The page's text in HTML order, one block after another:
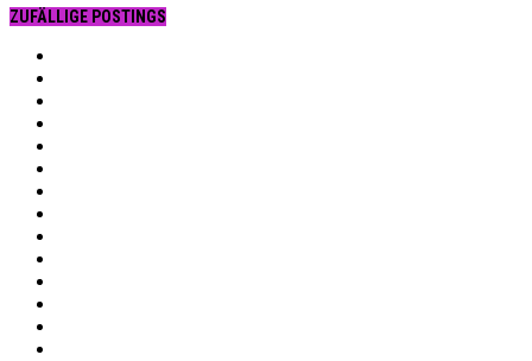
ZUFÄLLIGE POSTINGS